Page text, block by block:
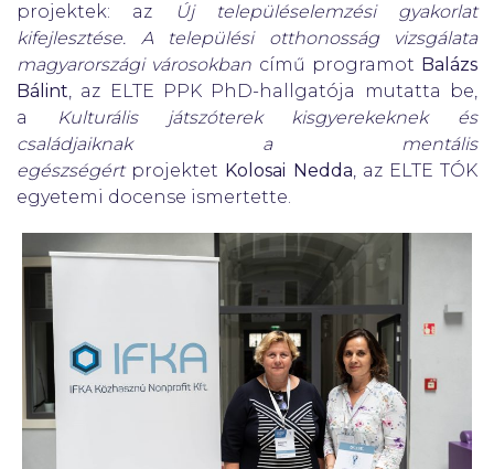
projektek: az Új településelemzési gyakorlat
kifejlesztése. A települési otthonosság vizsgálata
magyarországi városokban című programot Balázs
Bálint, az ELTE PPK PhD-hallgatója mutatta be,
a
Kulturális játszóterek kisgyerekeknek és
családjaiknak a mentális
egészségért projektet Kolosai Nedda, az ELTE TÓK
egyetemi docense ismertette.